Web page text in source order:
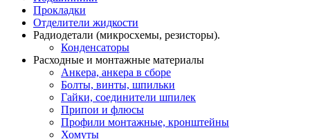
Прокладки
Отделители жидкости
Радиодетали (микросхемы, резисторы).
Конденсаторы
Расходные и монтажные материалы
Анкера, анкера в сборе
Болты, винты, шпильки
Гайки, соединители шпилек
Припои и флюсы
Профили монтажные, кронштейны
Хомуты